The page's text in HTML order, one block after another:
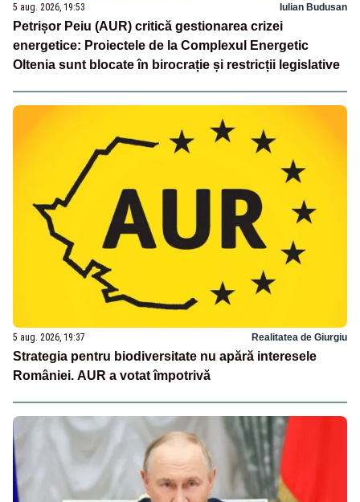
5 aug. 2026, 19:53 Iulian Budusan
Petrișor Peiu (AUR) critică gestionarea crizei
energetice: Proiectele de la Complexul Energetic
Oltenia sunt blocate în birocrație și restricții legislative
5 aug. 2026, 19:37 Realitatea de Giurgiu
Strategia pentru biodiversitate nu apără interesele
României. AUR a votat împotrivă